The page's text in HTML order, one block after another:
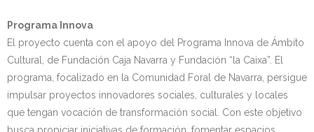
Programa Innova
El proyecto cuenta con el apoyo del Programa Innova de Ámbito
Cultural, de Fundación Caja Navarra y Fundación “la Caixa”. El
programa, focalizado en la Comunidad Foral de Navarra, persigue
impulsar proyectos innovadores sociales, culturales y locales
que tengan vocación de transformación social. Con este objetivo